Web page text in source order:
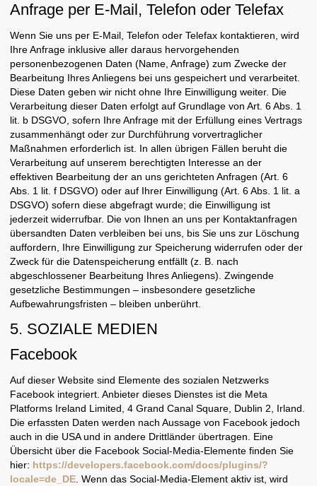
Anfrage per E-Mail, Telefon oder Telefax
Wenn Sie uns per E-Mail, Telefon oder Telefax kontaktieren, wird
Ihre Anfrage inklusive aller daraus hervorgehenden
personenbezogenen Daten (Name, Anfrage) zum Zwecke der
Bearbeitung Ihres Anliegens bei uns gespeichert und verarbeitet.
Diese Daten geben wir nicht ohne Ihre Einwilligung weiter. Die
Verarbeitung dieser Daten erfolgt auf Grundlage von Art. 6 Abs. 1
lit. b DSGVO, sofern Ihre Anfrage mit der Erfüllung eines Vertrags
zusammenhängt oder zur Durchführung vorvertraglicher
Maßnahmen erforderlich ist. In allen übrigen Fällen beruht die
Verarbeitung auf unserem berechtigten Interesse an der
effektiven Bearbeitung der an uns gerichteten Anfragen (Art. 6
Abs. 1 lit. f DSGVO) oder auf Ihrer Einwilligung (Art. 6 Abs. 1 lit. a
DSGVO) sofern diese abgefragt wurde; die Einwilligung ist
jederzeit widerrufbar. Die von Ihnen an uns per Kontaktanfragen
übersandten Daten verbleiben bei uns, bis Sie uns zur Löschung
auffordern, Ihre Einwilligung zur Speicherung widerrufen oder der
Zweck für die Datenspeicherung entfällt (z. B. nach
abgeschlossener Bearbeitung Ihres Anliegens). Zwingende
gesetzliche Bestimmungen – insbesondere gesetzliche
Aufbewahrungsfristen – bleiben unberührt.
5. SOZIALE MEDIEN
Facebook
Auf dieser Website sind Elemente des sozialen Netzwerks
Facebook integriert. Anbieter dieses Dienstes ist die Meta
Platforms Ireland Limited, 4 Grand Canal Square, Dublin 2, Irland.
Die erfassten Daten werden nach Aussage von Facebook jedoch
auch in die USA und in andere Drittländer übertragen. Eine
Übersicht über die Facebook Social-Media-Elemente finden Sie
hier: https://developers.facebook.com/docs/plugins/?
locale=de_DE . Wenn das Social-Media-Element aktiv ist, wird